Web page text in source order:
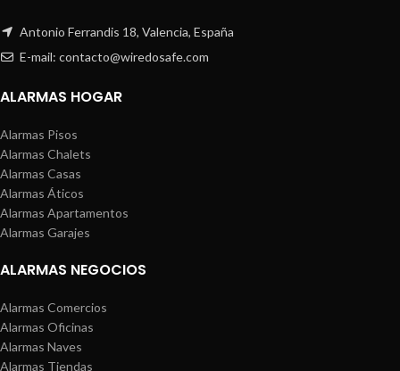
Antonio Ferrandis 18, Valencia, España
E-mail: contacto@wiredosafe.com
ALARMAS HOGAR
Alarmas Pisos
Alarmas Chalets
Alarmas Casas
Alarmas Áticos
Alarmas Apartamentos
Alarmas Garajes
ALARMAS NEGOCIOS
Alarmas Comercios
Alarmas Oficinas
Alarmas Naves
Alarmas Tiendas